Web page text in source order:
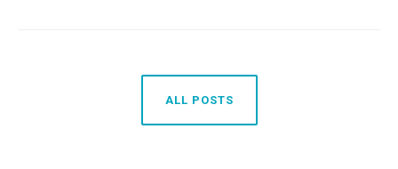
ALL POSTS